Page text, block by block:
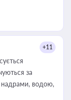
+11
за
водою,